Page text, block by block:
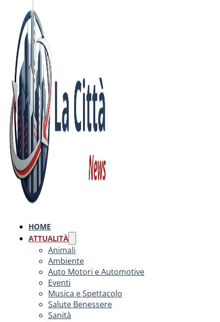
HOME
ATTUALITÀ
Animali
Ambiente
Auto Motori e Automotive
Eventi
Musica e Spettacolo
Salute Benessere
Sanità